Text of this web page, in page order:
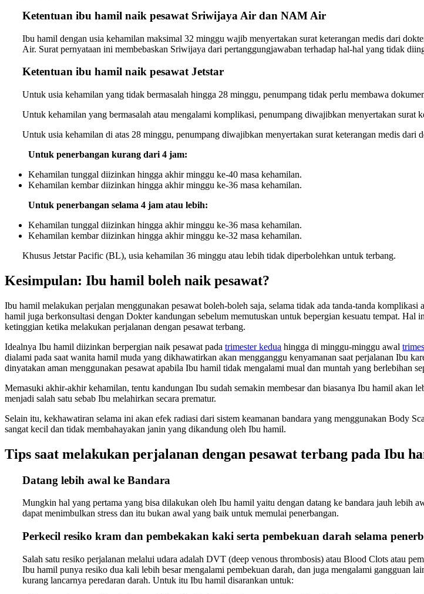
Ketentuan ibu hamil naik pesawat Sriwijaya Air dan NAM Air
Ibu hamil dengan usia kehamilan maksimal 32 minggu wajib menyertakan surat keterangan medis dari
Air. Surat pernyataan ini membebaskan Sriwijaya dari pertanggungjawaban terhadap hal-hal yang tidak
Ketentuan ibu hamil naik pesawat Jetstar
Untuk usia kehamilan yang tidak bermasalah hingga 28 minggu, penumpang tidak perlu membawa
Untuk kehamilan yang bermasalah atau mengalami komplikasi, penumpang diwajibkan menyertakan surat
Untuk usia kehamilan di atas 28 minggu, penumpang diwajibkan menyertakan surat keterangan medis dari
Untuk penerbangan kurang dari 4 jam:
Kehamilan tunggal diizinkan hingga akhir minggu ke-40 masa kehamilan.
Kehamilan kembar diizinkan hingga akhir minggu ke-36 masa kehamilan.
Untuk penerbangan selama 4 jam atau lebih:
Kehamilan tunggal diizinkan hingga akhir minggu ke-36 masa kehamilan.
Kehamilan kembar diizinkan hingga akhir minggu ke-32 masa kehamilan.
Khusus Jetstar Pacific (BL), usia kehamilan 36 minggu atau lebih tidak diperbolehkan untuk terbang.
Kesimpulan: Ibu hamil boleh naik pesawat?
Ibu hamil melakukan perjalan menggunakan pesawat boleh-boleh saja, selama tidak ada tanda-tanda
hamil juga berkonsultasi dengan Dokter kandungan sebelum memutuskan untuk bepergian kesuatu tempat. Hal
ketinggian ketika melakukan perjalanan dengan pesawat terbang.
Idealnya Ibu hamil diizinkan berpergian naik pesawat pada trimester kedua hingga di minggu-minggu awal
dialami pada saat wanita hamil muda yang dikhawatirkan akan mengganggu kenyamanan saat perjalanan Ibu
dinyatakan aman menggunakan pesawat apabila Ibu hamil tidak mengalami mual dan muntah yang berlebihan
Memasuki akhir-akhir kehamilan, tentu kandungan Ibu sudah semakin membesar dan biasanya Ibu hamil akan
menjadi salah satu sebab Ibu melahirkan secara prematur.
Selain itu, kekhawatiran selama ini akan efek radiasi dari sistem keamanan bandara yang menggunakan Body
sangat kecil dan tidak membahayakan janin yang dikandung oleh Ibu hamil.
Tips saat melakukan perjalanan dengan pesawat terbang pada Ibu
Datang lebih awal ke Bandara
Mungkin hal yang pertama yang bisa dilakukan oleh Ibu hamil yaitu dengan datang ke bandara jauh lebih
dapat menimbulkan stress dan itu bukan awal yang baik untuk memulai penerbangan.
Perkecil resiko kram dan pembekakan kaki serta pembekuan darah selama
Salah satu resiko perjalanan melalui udara adalah DVT (deep venous thrombosis) atau Blood Clots atau
Ibu hamil punya resiko dua kali lebih besar mengalami pembekuan darah, dan juga mengalami gangguan
kurang lancarnya peredaran darah. Untuk itu Ibu hamil disarankan untuk: